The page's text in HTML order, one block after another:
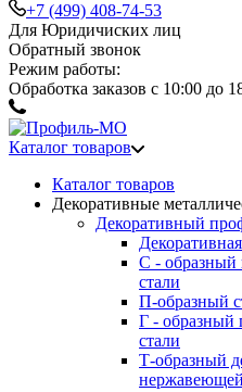
+7 (499) 408-74-53
Для Юридичиских лиц
Обратный звонок
Режим работы:
Обработка заказов с 10:00 до
Каталог товаров
Каталог товаров
Декоративные
Декоративный
С - образный
стали
П-образный
Г - образный
стали
Т-образный